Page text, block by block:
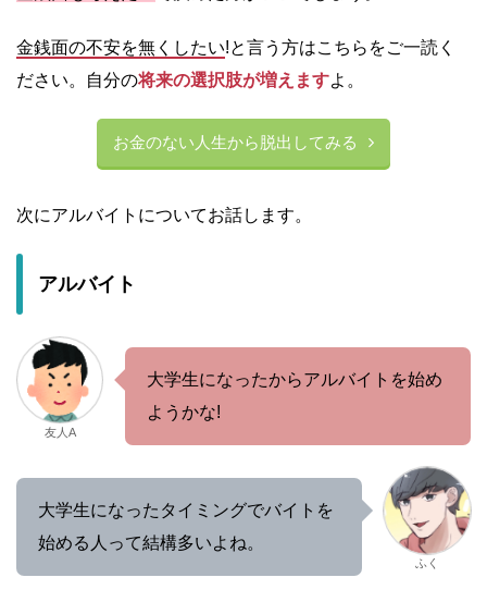
金銭面の不安を無くしたい!と言う方はこちらをご一読く
ださい。自分の将来の選択肢が増え ますよ。
お金のない人生から脱出してみる
次にアルバイトについてお話します。
アルバイト
友人A
大学生になったからアルバイトを始め
ようかな!
大学生になったタイミングでバイトを
始める人って結構多いよね。
ふく